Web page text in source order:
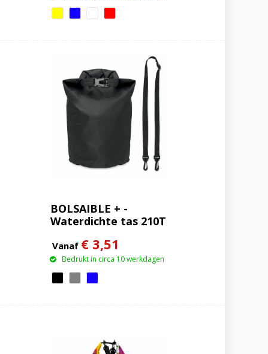
BOLSAIBLE + -
Waterdichte tas 210T
Vanaf € 3,51
Bedrukt in circa 10 werkdagen